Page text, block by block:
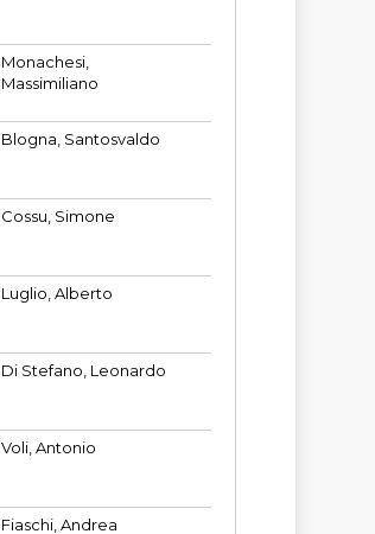
Monachesi,
Massimiliano
Blogna, Santosvaldo
Cossu, Simone
Luglio, Alberto
Di Stefano, Leonardo
Voli, Antonio
Fiaschi, Andrea